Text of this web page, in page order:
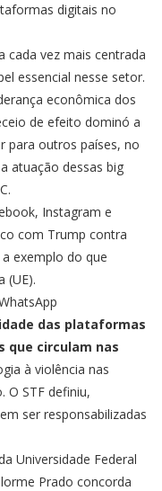
digitais no
cada vez mais centrada
essencial nesse setor.
econômica dos
de efeito dominó a
para outros países, no
atuação dessas big
Instagram e
com Trump contra
a exemplo do que
(UE).
das plataformas
que circulam nas
à violência nas
O STF definiu,
ser responsabilizadas
Universidade Federal
Prado concorda